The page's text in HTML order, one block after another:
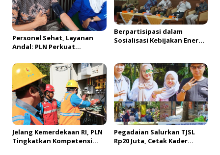
Personel Sehat, Layanan
Andal: PLN Perkuat
Produktif di Bengkulu
Berpartisipasi dalam
Sosialisasi Kebijakan Energi
Pasokan Listrik
Jelang Kemerdekaan RI, PLN
Tingkatkan Kompetensi
Pegadaian Salurkan TJSL
Rp20 Juta, Cetak Kader